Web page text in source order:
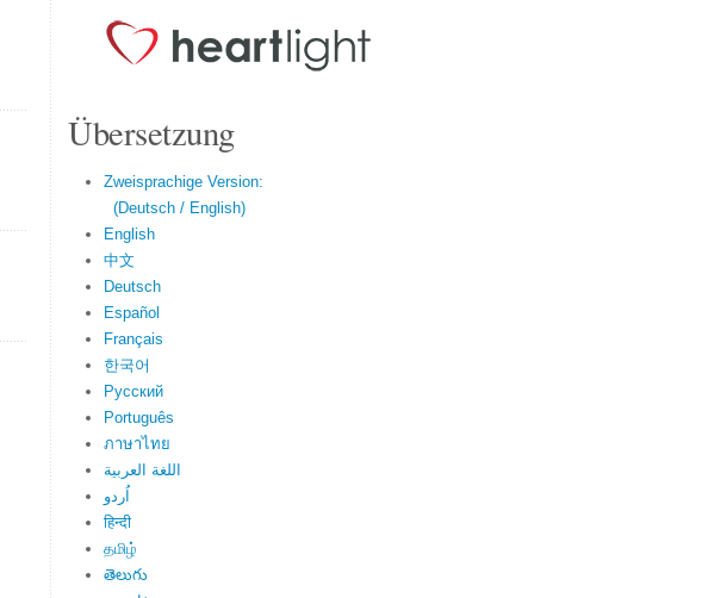
Übersetzung
Zweisprachige Version:
(Deutsch / English)
English
中文
Deutsch
Español
Français
한국어
Русский
Português
ภาษาไทย
اللغة العربية
اُردو
हिन्दी
தமிழ்
తెలుగు